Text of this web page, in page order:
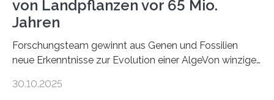
von Landpflanzen vor 65 Mio.
Jahren
Forschungsteam gewinnt aus Genen und Fossilien
neue Erkenntnisse zur Evolution einer AlgeVon winzigen
Landpflanzen zählen zu den komplexesten
30.10.2025